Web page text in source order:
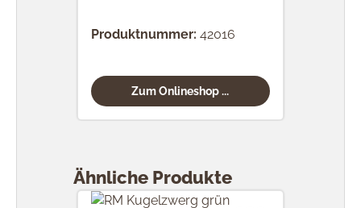
Produktnummer: 42016
Zum Onlineshop ...
Ähnliche Produkte